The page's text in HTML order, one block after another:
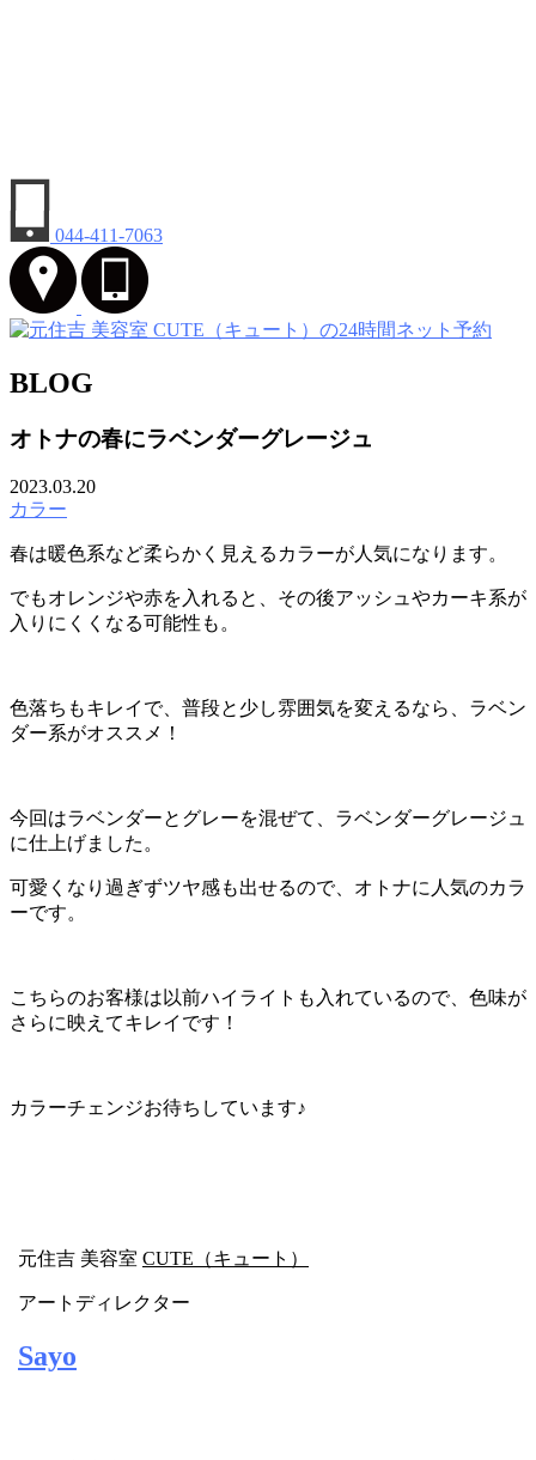
044-411-7063
BLOG
オトナの春にラベンダーグレージュ
2023.03.20
カラー
春は暖色系など柔らかく見えるカラーが人気になります。
でもオレンジや赤を入れると、その後アッシュやカーキ系が
入りにくくなる可能性も。
色落ちもキレイで、普段と少し雰囲気を変えるなら、ラベン
ダー系がオススメ！
今回はラベンダーとグレーを混ぜて、ラベンダーグレージュ
に仕上げました。
可愛くなり過ぎずツヤ感も出せるので、オトナに人気のカラ
ーです。
こちらのお客様は以前ハイライトも入れているので、色味が
さらに映えてキレイです！
カラーチェンジお待ちしています♪
元住吉 美容室 CUTE（キュート）
アートディレクター
Sayo